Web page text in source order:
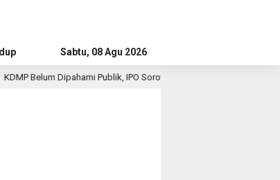
AdvertorialSabtu, 08 Agu 2026
Publik, IPO Soroti Risiko Jadi “Ritel Baru”